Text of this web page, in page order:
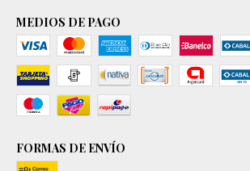
MEDIOS DE PAGO
FORMAS DE ENVÍO